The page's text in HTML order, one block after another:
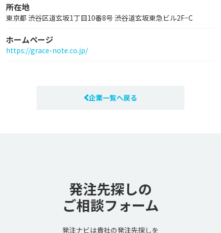
所在地
東京都 渋谷区道玄坂1丁目10番8号 渋谷道玄坂東急ビル2F−C
ホームページ
https://grace-note.co.jp/
企業一覧へ戻る
発注先探しの
ご相談フォーム
発注ナビは貴社の発注先探しを